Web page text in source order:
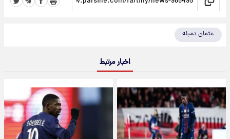
عثمان دمبله
اخبار مرتبط